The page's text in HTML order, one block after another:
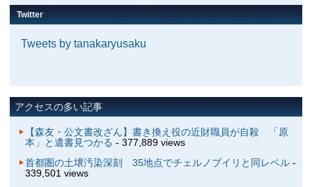
Twitter
Tweets by tanakaryusaku
アクセスの多い記事
【森友・公文書改ざん】書き換え役の近財職員が自殺 「原
本」と遺書見つかる - 377,889 views
首都圏の土壌汚染深刻 35地点でチェルノブイリと同レベル-
339,501 views